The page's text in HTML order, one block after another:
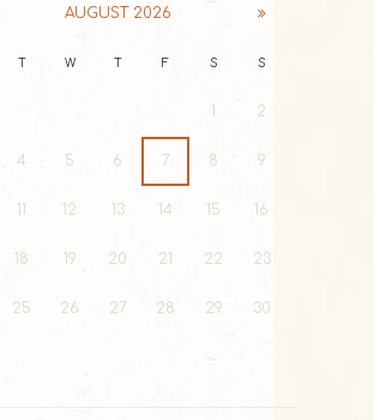
AUGUST 2026
T W T F S S
1 2
4 5 6 7 8 9
11 12 13 14 15 16
18 19 20 21 22 23
25 26 27 28 29 30